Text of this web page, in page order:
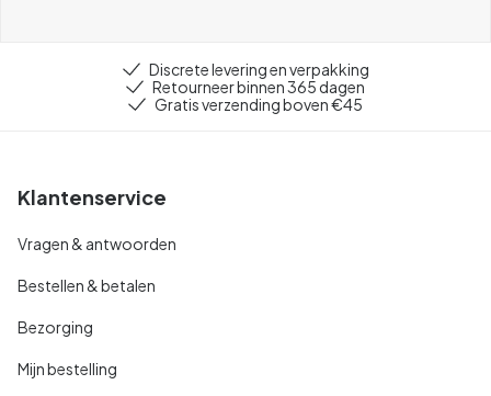
Discrete levering en verpakking
Retourneer binnen 365 dagen
Gratis verzending boven €45
Klantenservice
Vragen & antwoorden
Bestellen & betalen
Bezorging
Mijn bestelling